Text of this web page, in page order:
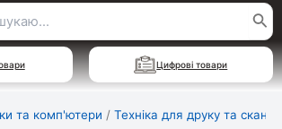
Цифрові товари
та комп'ютери / Техніка для друку та